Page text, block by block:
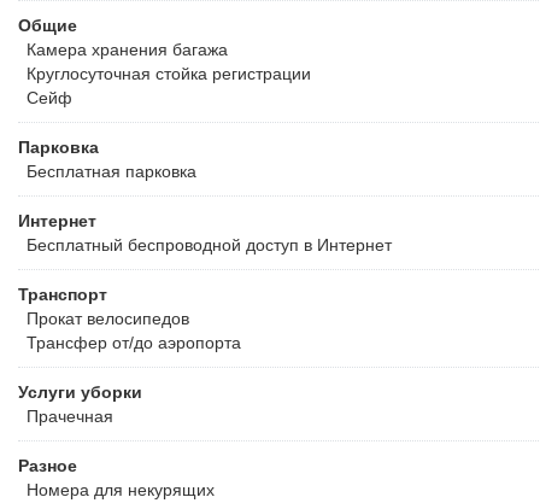
Общие
Камера хранения багажа
Круглосуточная стойка регистрации
Сейф
Парковка
Бесплатная парковка
Интернет
Бесплатный беспроводной доступ в Интернет
Транспорт
Прокат велосипедов
Трансфер от/до аэропорта
Услуги уборки
Прачечная
Разное
Номера для некурящих